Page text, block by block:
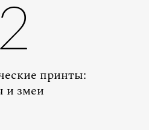
2
принты:
и змеи